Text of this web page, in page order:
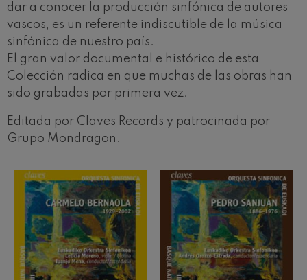
dar a conocer la producción sinfónica de autores
vascos, es un referente indiscutible de la música
sinfónica de nuestro país.
El gran valor documental e histórico de esta
Colección radica en que muchas de las obras han
sido grabadas por primera vez.
Editada por Claves Records y patrocinada por
Grupo Mondragon.
J. C. Arriaga: Los esclavos
felices. Obertura
J. C. Arriaga
Joseph Haydn
El cant dels ocells
Popular / Pau Casals
Franz Schmidt: Sinfonía nº4
Franz Schubert: Canción
nº2
Johannes Brahms
Antonin Dvorak: Sinfonía nº6
Antonin Dvorak
Johannes Brahms: Concierto
para piano nº1
Johannes Brahms
Ludwig van Beethoven:
Sinfonía nº2